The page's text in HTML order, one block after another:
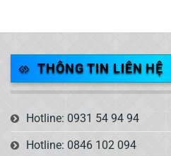
THÔNG TIN LIÊN HỆ
Hotline: 0931 54 94 94
Hotline: 0846 102 094